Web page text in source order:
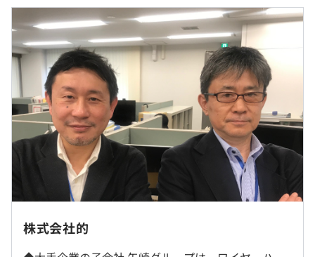
◆W／H生産効率のためのIoTソリュ－ション
組立工程ネットワークとの連携を図り、「ディスプレイ誘
導とLED誘導の自動同期」「歩進情報の収集（作業の見え
る化）」「オンライン一括管理」をすることで、実績デー
タを収集し、生産の進捗と工程飛びの状況管理、実績ファ
イルの出力を実施可能とした。
◆画像認識技術（AI）
画像処理ライブラリOpenCVを利用して色・文字・形状か
ら「画像や映像内に存在するモノを認識する」画像認識技
術を、 検査工程の画像検査に応用。 さらなる認識精度の
向上に向けた取り組みの1つとして、DeepLearningによ
に、既存の画像処理（OpenCV）やAIを活用して、AI学習
に必要となるデータ準備（教師データ作成） を効率化す
就業場所の変更範囲
※経験・能力を考慮の上、当社規定により決定いたしま
す。
25～29歳は370万 〜 430万円の想定年収、
30～35歳は440万 〜 530万円の想定年収、
36～40歳は540万 〜 600万円の想定年収、
41～45歳は620万 〜 670万円の想定年収
想定年収は年収提示額を保証するものではありません）
株式会社的